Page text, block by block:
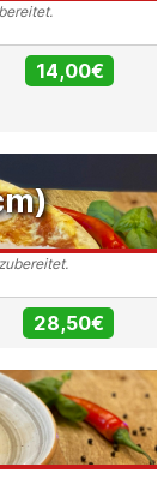
14,00€
28,50€